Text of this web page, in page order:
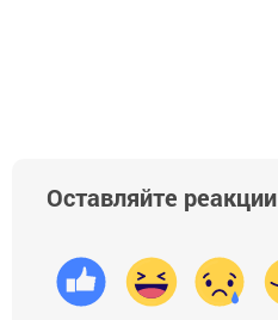
Оставляйте реакции